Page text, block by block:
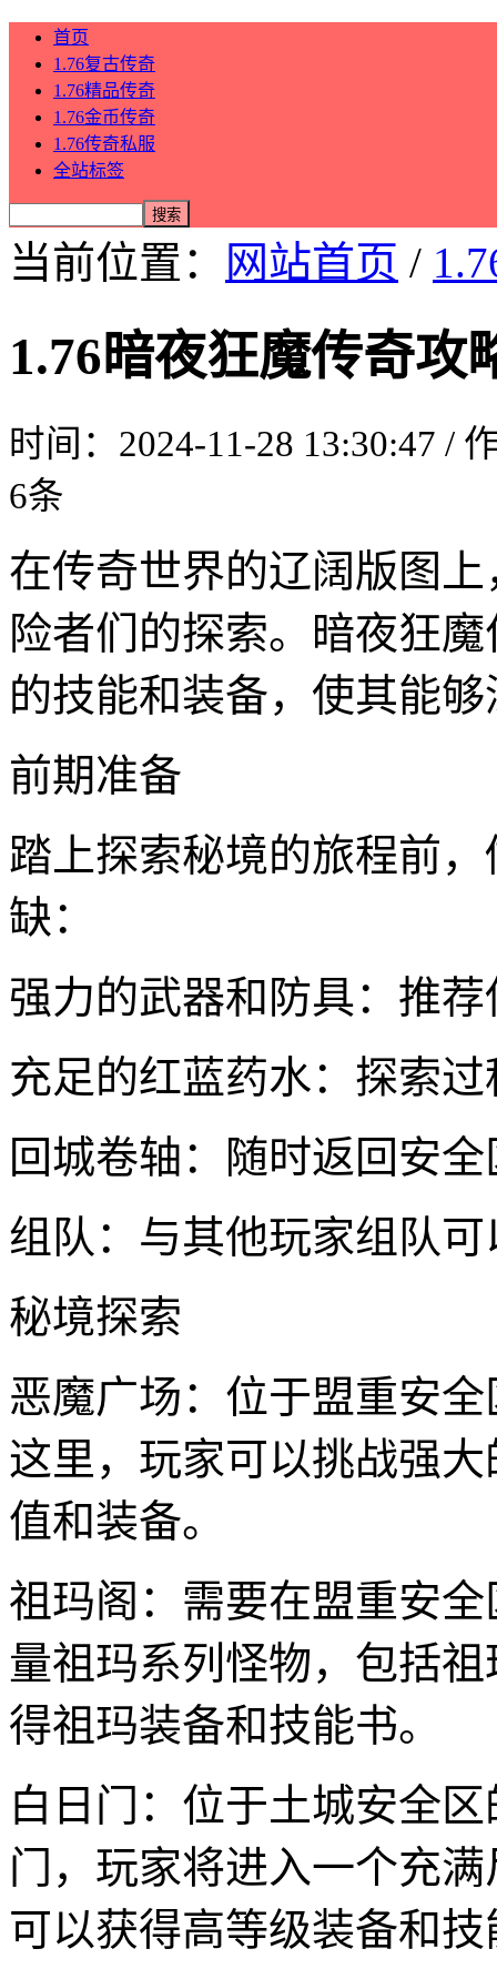
首页
1.76复古传奇
1.76精品传奇
1.76金币传奇
1.76传奇私服
全站标签
当前位置： 网站首页 /
1.76暗夜狂魔传奇攻
时间：2024-11-28 13:30:47 /
6条
在传奇世界的辽阔版图
险者们的探索。暗夜狂
的技能和装备，使其能
前期准备
踏上探索秘境的旅程前
缺：
强力的武器和防具：推
充足的红蓝药水：探索
回城卷轴：随时返回安全
组队：与其他玩家组队
秘境探索
恶魔广场：位于盟重安
这里，玩家可以挑战强
值和装备。
祖玛阁：需要在盟重安
量祖玛系列怪物，包括
得祖玛装备和技能书。
白日门：位于土城安全
门，玩家将进入一个充
可以获得高等级装备和技